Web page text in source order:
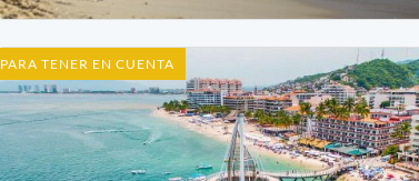
PARA TENER EN CUENTA